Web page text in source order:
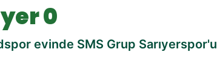
0
evinde SMS Grup Sarıyerspor'u